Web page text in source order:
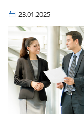
23.01.2025